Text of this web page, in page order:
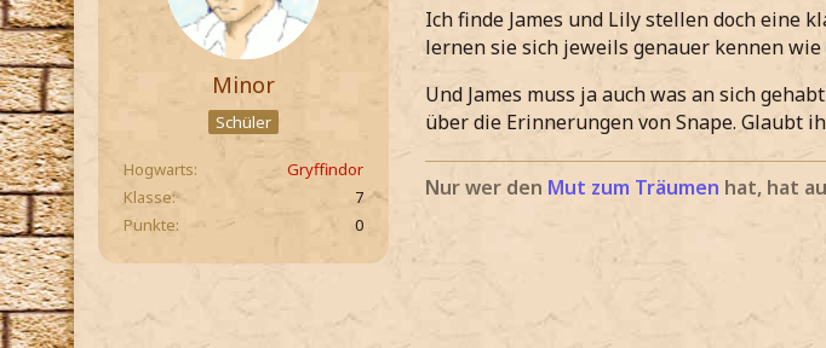
Minor
Schüler
Hogwarts
Gryffindor
Klasse
7
Punkte
0
Ich finde James und Lily stellen doch eine
lernen sie sich jeweils genauer kennen
Und James muss ja auch was an sich
über die Erinnerungen von Snape. Glaubt
Nur wer den Mut zum Träumen hat, hat